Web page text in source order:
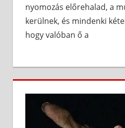
nyomozás előrehalad, a
kerülnek, és mindenki
hogy valóban ő a